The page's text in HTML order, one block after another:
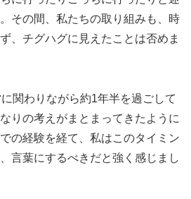
その間、私たちの取り組みも、時
、チグハグに見えたことは否めま
関わりながら約1年半を過ごして
りの考えがまとまってきたように
の経験を経て、私はこのタイミン
言葉にするべきだと強く感じまし